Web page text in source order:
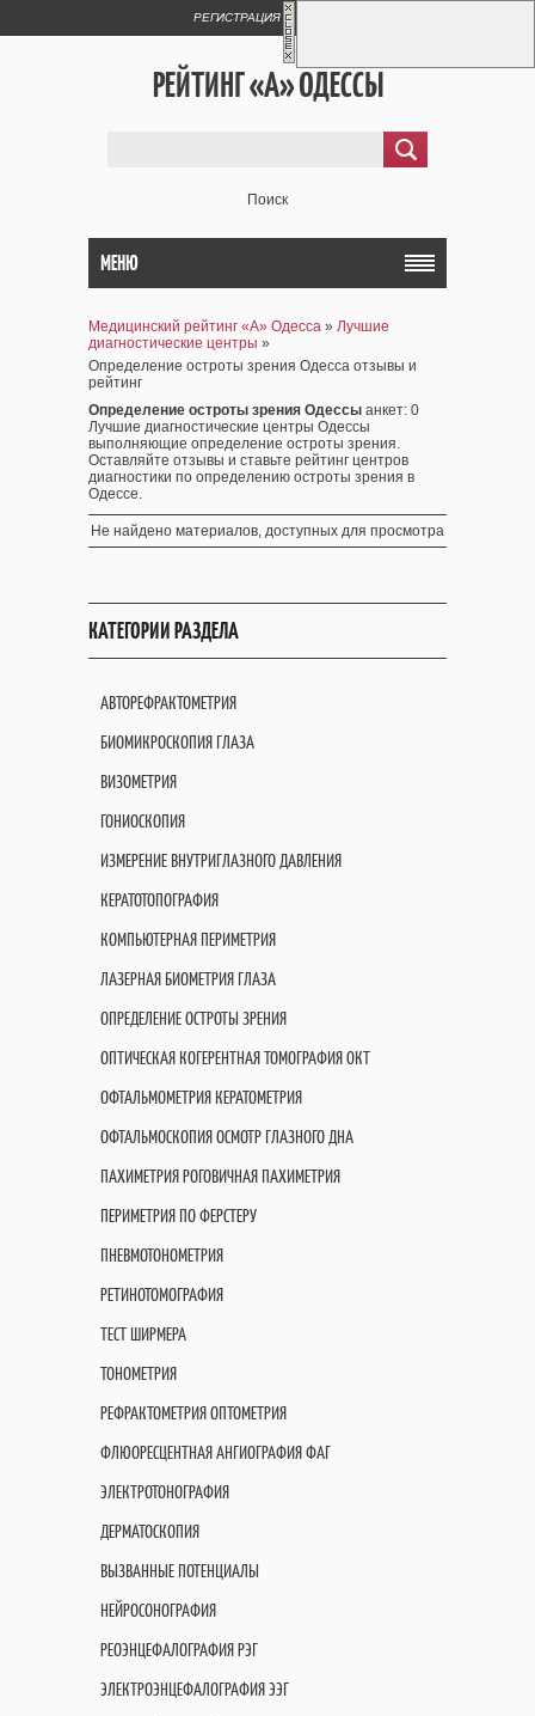
РЕГИСТРАЦИЯ
РЕЙТИНГ «А» ОДЕССЫ
Поиск
МЕНЮ
Медицинский рейтинг «А» Одесса » Лучшие
диагностические центры »
Определение остроты зрения Одесса отзывы и
рейтинг
Определение остроты зрения Одессы анкет: 0
Лучшие диагностические центры Одессы
выполняющие определение остроты зрения.
Оставляйте отзывы и ставьте рейтинг центров
диагностики по определению остроты зрения в
Одессе.
Не найдено материалов, доступных для просмотра
КАТЕГОРИИ РАЗДЕЛА
АВТОРЕФРАКТОМЕТРИЯ
БИОМИКРОСКОПИЯ ГЛАЗА
ВИЗОМЕТРИЯ
ГОНИОСКОПИЯ
ИЗМЕРЕНИЕ ВНУТРИГЛАЗНОГО ДАВЛЕНИЯ
КЕРАТОТОПОГРАФИЯ
КОМПЬЮТЕРНАЯ ПЕРИМЕТРИЯ
ЛАЗЕРНАЯ БИОМЕТРИЯ ГЛАЗА
ОПРЕДЕЛЕНИЕ ОСТРОТЫ ЗРЕНИЯ
ОПТИЧЕСКАЯ КОГЕРЕНТНАЯ ТОМОГРАФИЯ OКT
ОФТАЛЬМОМЕТРИЯ КЕРАТОМЕТРИЯ
ОФТАЛЬМОСКОПИЯ ОСМОТР ГЛАЗНОГО ДНА
ПАХИМЕТРИЯ РОГОВИЧНАЯ ПАХИМЕТРИЯ
ПЕРИМЕТРИЯ ПО ФЕРСТЕРУ
ПНЕВМОТОНОМЕТРИЯ
РЕТИНОТОМОГРАФИЯ
ТЕСТ ШИРМЕРА
ТОНОМЕТРИЯ
РЕФРАКТОМЕТРИЯ ОПТОМЕТРИЯ
ФЛЮОРЕСЦЕНТНАЯ АНГИОГРАФИЯ ФАГ
ЭЛЕКТРОТОНОГРАФИЯ
ДЕРМАТОСКОПИЯ
ВЫЗВАННЫЕ ПОТЕНЦИАЛЫ
НЕЙРОСОНОГРАФИЯ
РЕОЭНЦЕФАЛОГРАФИЯ РЭГ
ЭЛЕКТРОЭНЦЕФАЛОГРАФИЯ ЭЭГ